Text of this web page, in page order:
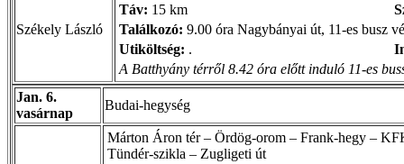
Székely László
Táv: 15 km
Találkozó: 9.00 óra Nagybányai út, 11-es busz
Utiköltség: .
A Batthyány térről 8.42 óra előtt induló 11-es
Jan. 6.
vasárnap
Budai-hegység
Márton Áron tér – Ördög-orom – Frank-hegy –
Tündér-szikla – Zugligeti út